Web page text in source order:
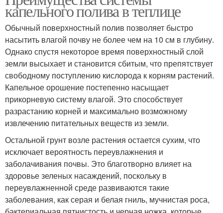
капельного полива в теплице
Обычный поверхностный полив позволяет быстро
насытить влагой почву не более чем на 10 см в глубину.
Однако спустя некоторое время поверхностный слой
земли высыхает и становится сбитым, что препятствует
свободному поступлению кислорода к корням растений.
Капельное орошение постепенно насыщает
прикорневую систему влагой. Это способствует
разрастанию корней и максимально возможному
извлечению питательных веществ из земли.
Остальной грунт возле растения остается сухим, что
исключает вероятность переувлажнения и
заболачивания почвы. Это благотворно влияет на
здоровье зеленых насаждений, поскольку в
переувлажненной среде развиваются такие
заболевания, как серая и белая гниль, мучнистая роса,